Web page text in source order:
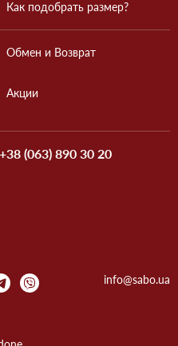
Как подобрать размер?
Обмен и Возврат
Акции
+38 (063) 890 30 20
info@sabo.ua